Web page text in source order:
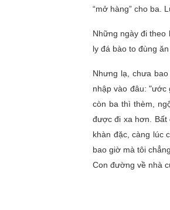
“mở hàng” cho ba.
Những ngày đi theo
ly đá bào to đùng ăn
Nhưng lạ, chưa
nhập vào đâu: "ước
còn ba thì thèm,
được đi xa hơn. Bất
khàn đặc, càng lúc
bao giờ mà tôi
Con đường về nhà